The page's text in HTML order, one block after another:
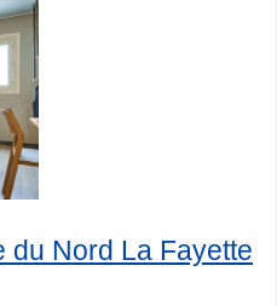
du Nord La Fayette